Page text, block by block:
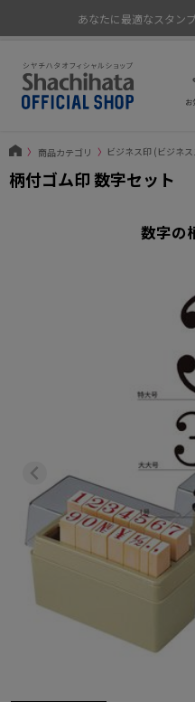
あなたに最適なスタン
〉 商品カテゴリ 〉 ビジネス印 (ビジネ
柄付ゴム印 数字セット
数字の